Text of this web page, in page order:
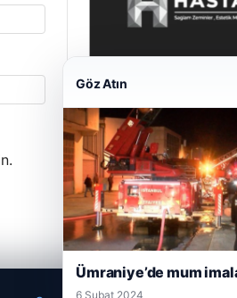
Prenses Night Club
29 Nisan 2026
Göz Atın
Ümraniye’de mum
6 Şubat 2024